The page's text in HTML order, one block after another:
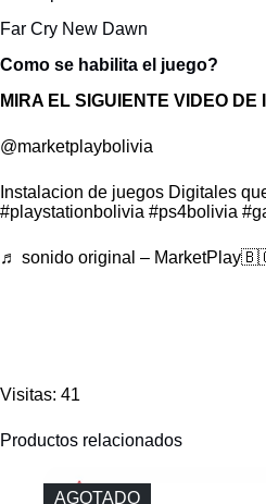
Far Cry New Dawn
Como se habilita el juego?
MIRA EL SIGUIENTE VIDEO
@marketplaybolivia
Instalacion de juegos Digitales
#playstationbolivia #ps4bolivia
♬ sonido original –
Visitas: 41
Productos relacionados
AGOTADO